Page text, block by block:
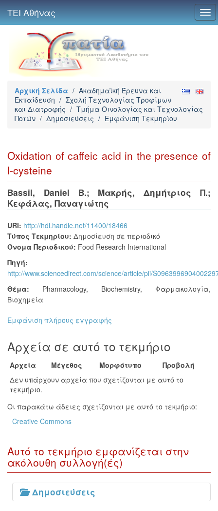
ΤΕΙ Αθήνας
Αρχική Σελίδα / Ακαδημαϊκή Έρευνα και
Εκπαίδευση / Σχολή Τεχνολογίας Τροφίμων
και Διατροφής / Τμήμα Οινολογίας και Τεχνολογίας
Ποτών / Δημοσιεύσεις / Εμφάνιση Τεκμηρίου
Oxidation of caffeic acid in the presence of
l-cysteine
Bassil, Daniel B.; Μακρής, Δημήτριος Π.;
Κεφάλας, Παναγιώτης
URI: http://hdl.handle.net/11400/18466
Τύπος Τεκμηρίου: Δημοσίευση σε περιοδικό
Όνομα Περιοδικού: Food Research International
Πηγή:
http://www.sciencedirect.com/science/article/pii/
Θέμα:
Pharmacology, Biochemistry, Φαρμακολογία,
Βιοχημεία
Εμφάνιση πλήρους εγγραφής
Αρχεία σε αυτό το τεκμήριο
Αρχεία Μέγεθος Μορφότυπο
Προβολή
Δεν υπάρχουν αρχεία που σχετίζονται με αυτό το
τεκμήριο.
Οι παρακάτω άδειες σχετίζονται με αυτό το τεκμήριο:
Creative Commons
Αυτό το τεκμήριο εμφανίζεται στην
ακόλουθη συλλογή(ές)
Δημοσιεύσεις